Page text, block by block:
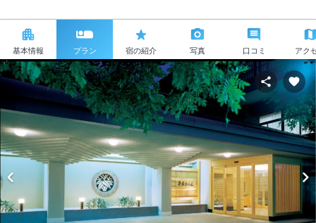
基本情報 プラン 宿の紹介 写真 口コミ アク